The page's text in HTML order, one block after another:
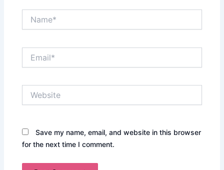
Save my name, email, and website in this browser
for the next time I comment.